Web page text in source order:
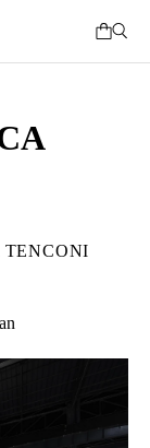
TENCONI